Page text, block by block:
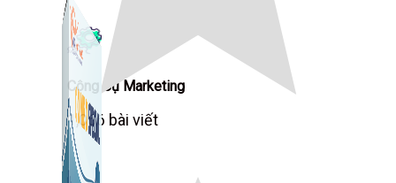
Công Cụ Marketing
1,066 bài viết